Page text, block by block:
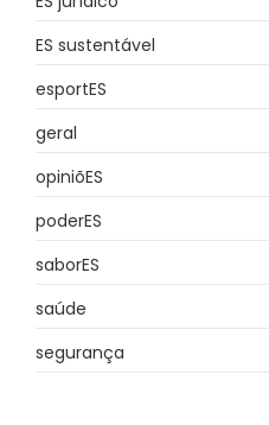
ES sustentável
esportES
geral
opiniõES
poderES
saborES
saúde
segurança